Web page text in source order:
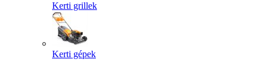
Kerti grillek
Kerti gépek